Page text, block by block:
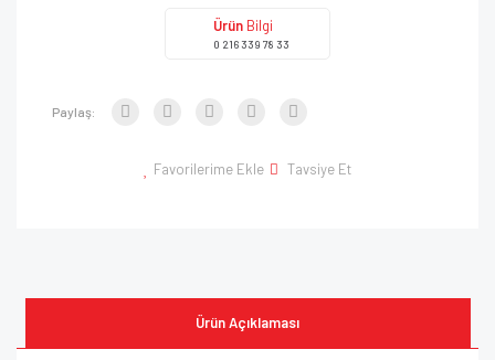
Ürün Bilgi
0 216 339 78 33
Paylaş:
Favorilerime Ekle Tavsiye Et
Ürün Açıklaması